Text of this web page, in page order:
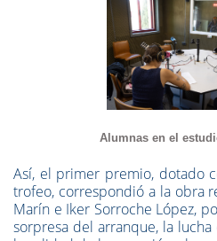
Alumnas en el
Así, el primer premio, dotado
trofeo, correspondió a la obra
Marín e Iker Sorroche López,
sorpresa del arranque, la